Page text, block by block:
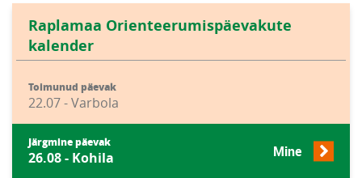
Raplamaa Orienteerumispäevakute
kalender
Toimunud päevak
22.07 - Varbola
Järgmine päevak
26.08 - Kohila Mine